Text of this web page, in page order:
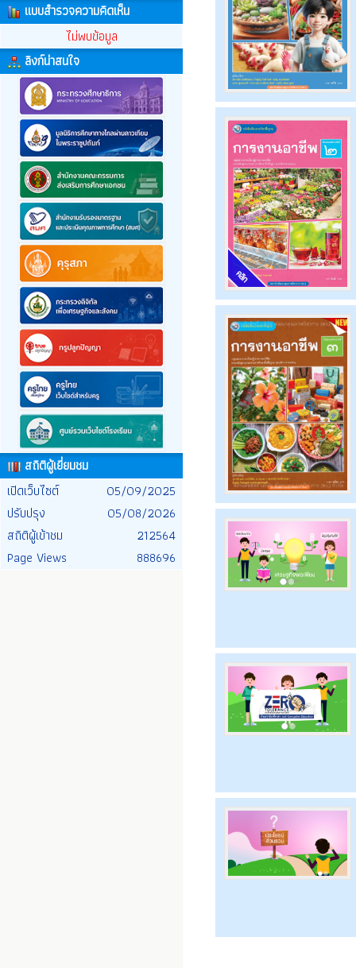
แบบสำรวจความคิดเห็น
ไม่พบข้อมูล
ลิงก์น่าสนใจ
สถิติผู้เยี่ยมชม
เปิดเว็บไซต์
05/09/2025
ปรับปรุง
05/08/2026
สถิติผู้เข้าชม
212564
Page Views
888696